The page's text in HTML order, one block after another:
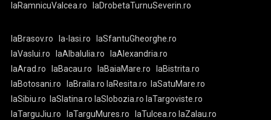
laRamnicuValcea.ro
laDrobetaTurnuSeverin.ro
laBrasov.ro la-Iasi.ro
laSfantuGheorghe.ro
laVaslui.ro
laAlbaIulia.ro
laAlexandria.ro
laArad.ro
laBacau.ro laBaiaMare.ro
laBistrita.ro
laBotosani.ro
laBraila.ro laResita.ro
laSatuMare.ro
laSibiu.ro
laSlatina.ro laSlobozia.ro laTargoviste.ro
laTarguJiu.ro
laTarguMures.ro laTulcea.ro laZalau.ro